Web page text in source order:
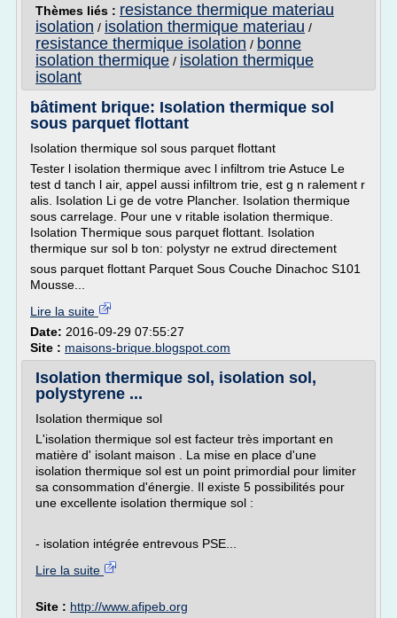
Thèmes liés : resistance thermique materiau
isolation / isolation thermique materiau /
resistance thermique isolation / bonne
isolation thermique / isolation thermique
isolant
bâtiment brique: Isolation thermique sol
sous parquet flottant
Isolation thermique sol sous parquet flottant
Tester l isolation thermique avec l infiltrom trie Astuce Le
test d tanch l air, appel aussi infiltrom trie, est g n ralement r
alis. Isolation Li ge de votre Plancher. Isolation thermique
sous carrelage. Pour une v ritable isolation thermique.
Isolation Thermique sous parquet flottant. Isolation
thermique sur sol b ton: polystyr ne extrud directement
sous parquet flottant Parquet Sous Couche Dinachoc S101
Mousse...
Lire la suite
Date: 2016-09-29 07:55:27
Site : maisons-brique.blogspot.com
Isolation thermique sol, isolation sol,
polystyrene ...
Isolation thermique sol
L'isolation thermique sol est facteur très important en
matière d' isolant maison . La mise en place d'une
isolation thermique sol est un point primordial pour limiter
sa consommation d'énergie. Il existe 5 possibilités pour
une excellente isolation thermique sol :
- isolation intégrée entrevous PSE...
Lire la suite
Site : http://www.afipeb.org